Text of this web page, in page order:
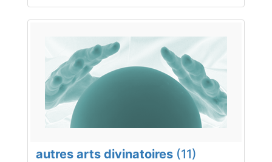
autres arts divinatoires (11)